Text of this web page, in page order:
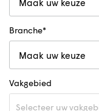
Branche
Vakgebied